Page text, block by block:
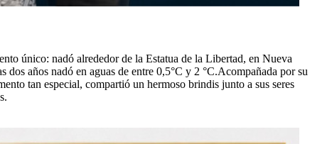
único: nadó alrededor de la Estatua de la Libertad, en Nueva
dos años nadó en aguas de entre 0,5°С y 2 °C.Acompañada por su
tan especial, compartió un hermoso brindis junto a sus seres